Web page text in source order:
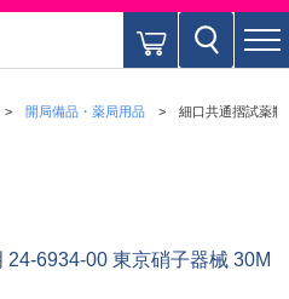
開局備品・薬局用品 細口共通摺試薬
6934-00 東京硝子器械 30M